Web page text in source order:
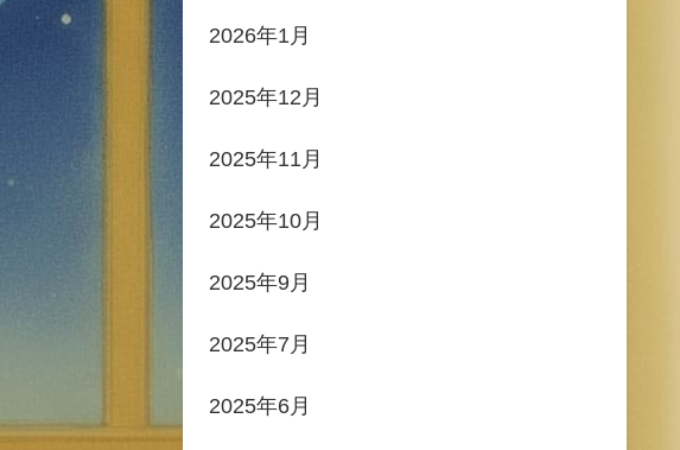
2026年1月
2025年12月
2025年11月
2025年10月
2025年9月
2025年7月
2025年6月